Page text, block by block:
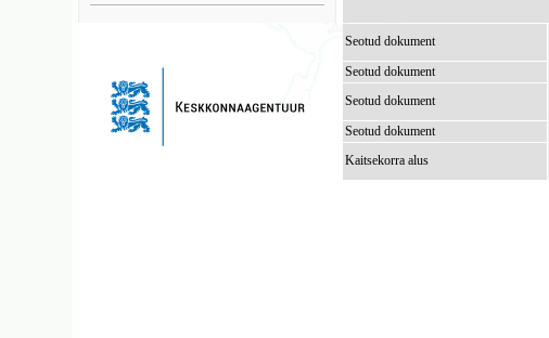
Seotud dokument
Seotud dokument
Seotud dokument
Seotud dokument
Kaitsekorra alus